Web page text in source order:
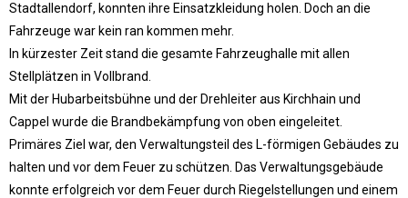
Stadtallendorf, konnten ihre Einsatzkleidung holen. Doch an die
Fahrzeuge war kein ran kommen mehr.
In kürzester Zeit stand die gesamte Fahrzeughalle mit allen
Stellplätzen in Vollbrand.
Mit der Hubarbeitsbühne und der Drehleiter aus Kirchhain und
Cappel wurde die Brandbekämpfung von oben eingeleitet.
Primäres Ziel war, den Verwaltungsteil des L-förmigen Gebäudes zu
halten und vor dem Feuer zu schützen. Das Verwaltungsgebäude
konnte erfolgreich vor dem Feuer durch Riegelstellungen und einem